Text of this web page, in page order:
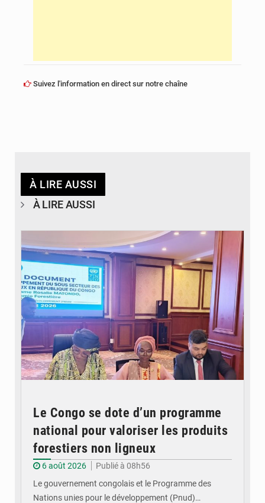
Suivez l'information en direct sur notre chaîne
À LIRE AUSSI
À LIRE AUSSI
Le Congo se dote d’un programme
national pour valoriser les produits
forestiers non ligneux
6 août 2026
Publié à 08h56
Le gouvernement congolais et le Programme des
Nations unies pour le développement (Pnud)…